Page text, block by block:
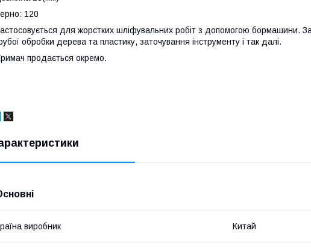
120
для жорстких шліфувальних робіт з допомогою бормашини.
обробки дерева та пластику, заточування інструменту і так далі.
продається окремо.
виробник Китай